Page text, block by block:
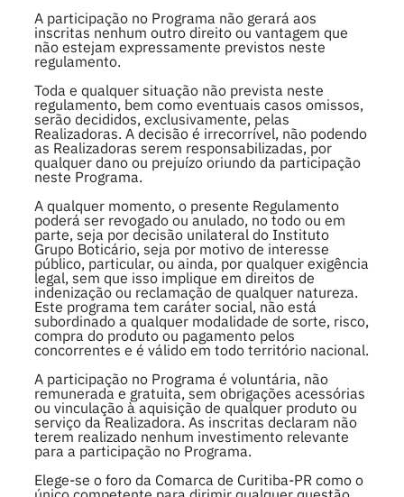
A participação no Programa não gerará aos
inscritas nenhum outro direito ou vantagem que
não estejam expressamente previstos neste
regulamento.
Toda e qualquer situação não prevista neste
regulamento, bem como eventuais casos omissos,
serão decididos, exclusivamente, pelas
Realizadoras. A decisão é irrecorrível, não podendo
as Realizadoras serem responsabilizadas, por
qualquer dano ou prejuízo oriundo da participação
neste Programa.
A qualquer momento, o presente Regulamento
poderá ser revogado ou anulado, no todo ou em
parte, seja por decisão unilateral do Instituto
Grupo Boticário, seja por motivo de interesse
público, particular, ou ainda, por qualquer exigência
legal, sem que isso implique em direitos de
indenização ou reclamação de qualquer natureza.
Este programa tem caráter social, não está
subordinado a qualquer modalidade de sorte, risco,
compra do produto ou pagamento pelos
concorrentes e é válido em todo território nacional.
A participação no Programa é voluntária, não
remunerada e gratuita, sem obrigações acessórias
ou vinculação à aquisição de qualquer produto ou
serviço da Realizadora. As inscritas declaram não
terem realizado nenhum investimento relevante
para a participação no Programa.
Elege-se o foro da Comarca de Curitiba-PR como o